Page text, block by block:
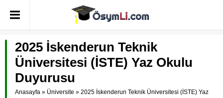
2025 İskenderun Teknik
Üniversitesi (İSTE) Yaz Okulu
Duyurusu
Anasayfa » Üniversite » 2025 İskenderun Teknik Üniversitesi (İSTE) Yaz